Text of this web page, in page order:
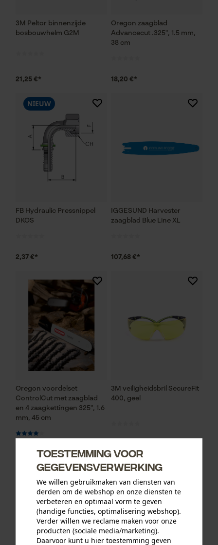
3M Peltor binnenzijde
bosbouwhelm G2M
21,25 €*
Oregon zaagblad
Advancecut .325", 1.5 mm,
38 cm
18,20 €*
FB Hydraulic Pressnippel
DKOS
NIEUW
2,37 €*
IGGESUND Harvester
zaagblad Blue Line XL
107,68 €*
Oregon voordelset
ControlCut met zaagblad
en 4 zaagkettingen 325", 1.6
mm, 45 cm
3M veiligheidsbril SecureFit
400, geel
13,12 €*
Toestemming voor
gegevensverwerking
We willen gebruikmaken van diensten van
derden om de webshop en onze diensten te
verbeteren en optimaal vorm te geven
(handige functies, optimalisering webshop).
Verder willen we reclame maken voor onze
producten (sociale media/marketing).
Daarvoor kunt u hier toestemming geven